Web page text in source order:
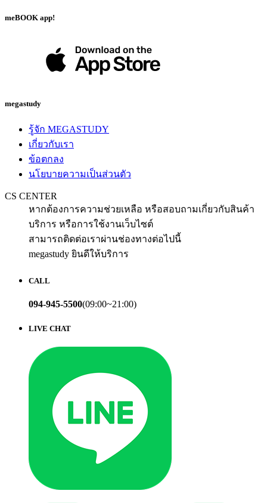
meBOOK app!
megastudy
รู้จัก MEGASTUDY
เกี่ยวกับเรา
ข้อตกลง
นโยบายความเป็นส่วนตัว
CS CENTER
หากต้องการความช่วยเหลือ หรือสอบถามเกี่ยวกับสินค้า
บริการ หรือการใช้งานเว็บไซต์
สามารถติดต่อเราผ่านช่องทางต่อไปนี้
megastudy ยินดีให้บริการ
CALL
094-945-5500(09:00~21:00)
LIVE CHAT